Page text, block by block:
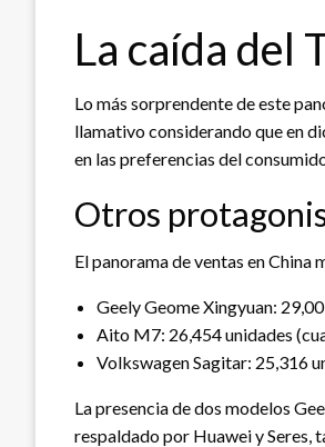
La caída del
Lo más sorprendente de este
llamativo considerando que en
en las preferencias del
Otros
El panorama de ventas en China
Geely Geome Xingyuan:
Aito M7: 26,454 unidades
Volkswagen Sagitar: 25,316
La presencia de dos modelos
respaldado por Huawei y Seres,